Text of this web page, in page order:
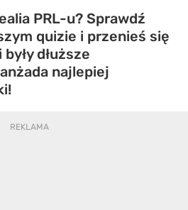
PRL-u? Sprawdź
quizie i przenieś się
dłuższe
najlepiej